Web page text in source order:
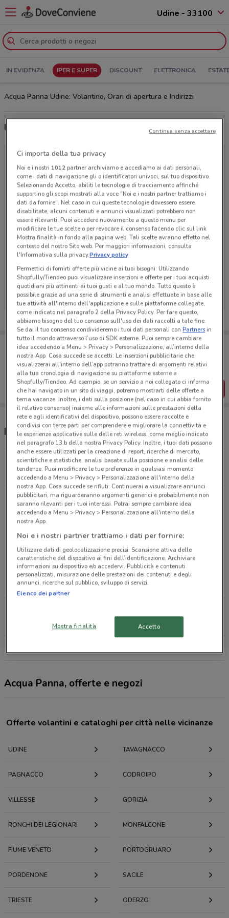
Udine - 33100
IN EVIDENZA IPER E SUPER DISCOUNT ELETTRONICA
Acqua Panna Udine: Volantino, Orari di apertura e Indirizzi
Ultime offerte del volantino Acqua Panna
Ci dispiace, al momento non abbiamo pubblicato
volantini nella tua zona. Riprova più tardi.
Porta DoveConviene sempre con te!
Puoi trovare le migliori offerte dei negozi vicino a te,
salvarle e creare la tua lista del risparmio, comodamente
dal tuo cellulare.
SCARICA L’APP
Negozi Acqua Panna a Udine
Via Giovanni Cosattini, 25 Udine
75 m
APERTO
Via Giusto Muratti, 68 Udine
342 m
APERTO
Via Cesare Battisti n.9 Udine
523 m
APERTO
Via Gio Batta Bassi, 12 Udine
559 m
APERTO
773 m
APERTO
Acqua Panna, offerte e negozi
Offerte volantini e cataloghi per città nelle vicinanze
UDINE TAVAGNACCO
PAGNACCO CODROIPO
VILLESSE GORIZIA
RONCHI DEI LEGIONARI MONFALCONE
FIUME VENETO PORTOGRUARO
PORDENONE SACILE
TRIESTE ODERZO
Ci importa della tua privacy
Noi e i nostri 1012partner archiviamo e accediamo ai dati personali,
come i dati di navigazione gli o identificatori univoci, sul tuo dispositivo.
Selezionando Accetto, abiliti le tecnologie di tracciamento affinché
supportino gli scopi mostrati alla voce "Noi e i nostri partner trattiamo i
dati da fornire". Nel caso in cui queste tecnologie dovessero essere
disabilitate, alcuni contenuti e annunci visualizzati potrebbero non
essere rilevanti. Puoi accedere nuovamente a questo menu per
modificare le tue scelte o per revocare il consenso facendo clic sul link
Mostra finalità in fondo alla pagina web. Tali scelte avranno effetto nel
contesto del nostro Sito web. Per maggiori informazioni, consulta
l'Informativa sulla privacy.Privacy policy
Permettici di fornirti offerte più vicine ai tuoi bisogni: Utilizzando
Shopfully/Tiendeo puoi visualizzare inserzioni e offerte per i tuoi acquisti
quotidiani più attinenti ai tuoi gusti e al tuo mondo. Tutto questo è
possibile grazie ad una serie di strumenti e analisi effettuate in base alle
tue attività all'interno dell'applicazione e sulle piattaforme collegate,
come indicato nel paragrafo 2 della Privacy Policy. Per fare questo,
abbiamo bisogno del tuo consenso sull'uso dei dati raccolti a tale fine.
Se dai il tuo consenso condivideremo i tuoi dati personali conPartnersin
tutto il mondo attraverso l’uso di SDK esterne. Puoi sempre cambiare
idea accedendo a Menu > Privacy > Personalizzazione, all’interno della
nostra App. Cosa succede se accetti: Le inserzioni pubblicitarie che
visualizzerai all'interno dell’app potranno trattare di argomenti relativi
alla tua cronologia di navigazione su piattaforme esterne a
Shopfully/Tiendeo. Ad esempio, se un servizio a noi collegato ci informa
che hai navigato in un sito di viaggi, potremo mostrarti delle offerte a
tema vacanze. Inoltre, i dati sulla posizione (nel caso in cui abbia fornito
il relativo consenso) insieme alle informazioni sulle prestazioni della
rete e agli identificativi del dispositivo, possono essere raccolte e
condivisi con terze parti per comprendere e migliorare la connettività e
le esperienze applicative sulle delle reti wireless, come meglio indicato
nel paragrafo 13.b della nostra Privacy Policy. Inoltre, i tuoi dati possono
anche essere utilizzati per la creazione di report, ricerche di mercato,
scientifiche e statistiche, analisi basate sulla posizione e analisi delle
tendenze. Puoi modificare le tue preferenze in qualsiasi momento
accedendo a Menu > Privacy > Personalizzazione all'interno della
nostra App. Cosa succede se rifiuti: Continuerai a visualizzare annunci
pubblicitari, ma riguarderanno argomenti generici e probabilmente non
saranno rilevanti per i tuoi interessi. Potrai sempre cambiare idea
accedendo a Menu > Privacy > Personalizzazione all'interno della
nostra App.
Noi e i nostri partner trattiamo i dati per fornire:
Utilizzare dati di geolocalizzazione precisi. Scansione attiva delle
caratteristiche del dispositivo ai fini dell’identificazione. Archiviare
informazioni su dispositivo e/o accedervi. Pubblicità e contenuti
personalizzati, misurazione delle prestazioni dei contenuti e degli
annunci, ricerche sul pubblico, sviluppo di servizi.
Elenco dei partner
Mostra finalità Accetto
Continua senza accettare